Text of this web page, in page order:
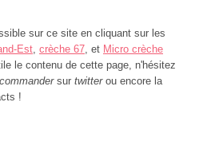
sur ce site en cliquant sur les
Est, crèche 67, et Micro crèche
le contenu de cette page, n'hésitez
sur twitterou encore la
!